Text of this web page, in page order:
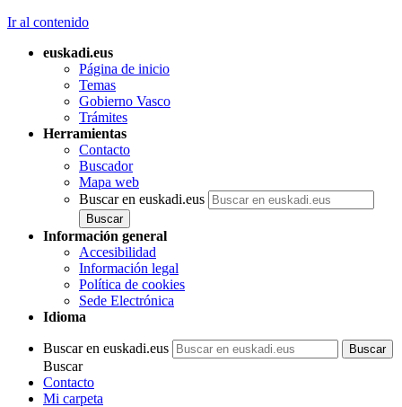
Ir al contenido
euskadi.eus
Página de inicio
Temas
Gobierno Vasco
Trámites
Herramientas
Contacto
Buscador
Mapa web
Buscar en euskadi.eus
Información general
Accesibilidad
Información legal
Política de cookies
Sede Electrónica
Idioma
Buscar en euskadi.eus
Buscar
Contacto
Mi carpeta